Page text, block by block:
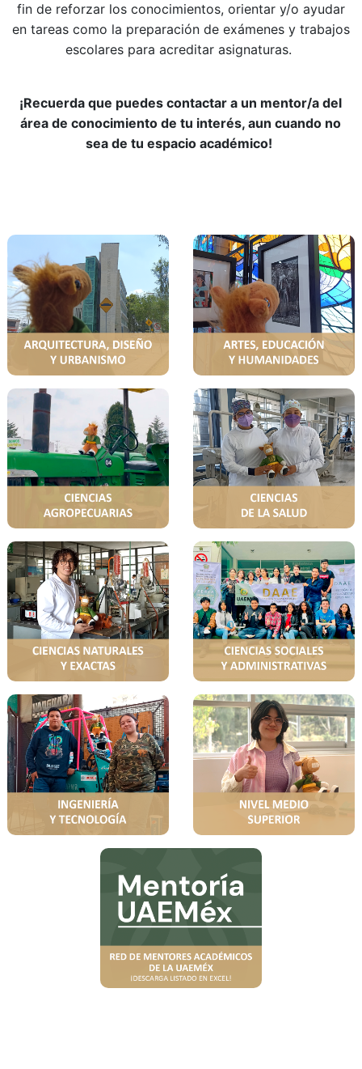
fin de reforzar los conocimientos, orientar y/o ayudar
en tareas como la preparación de exámenes y trabajos
escolares para acreditar asignaturas.
¡Recuerda que puedes contactar a un mentor/a del
área de conocimiento de tu interés, aun cuando no
sea de tu espacio académico!